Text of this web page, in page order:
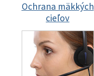
Ochrana mäkkých
cieľov